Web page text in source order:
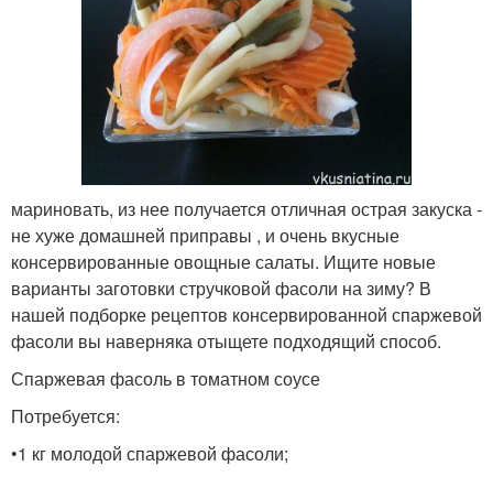
мариновать, из нее получается отличная острая закуска -
не хуже домашней приправы , и очень вкусные
консервированные овощные салаты. Ищите новые
варианты заготовки стручковой фасоли на зиму? В
нашей подборке рецептов консервированной спаржевой
фасоли вы наверняка отыщете подходящий способ.
Спаржевая фасоль в томатном соусе
Потребуется:
•1 кг молодой спаржевой фасоли;